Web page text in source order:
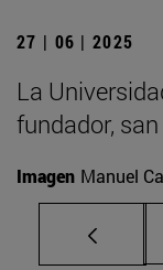
27 | 06 | 2025
La
fundador,
Imagen Manuel